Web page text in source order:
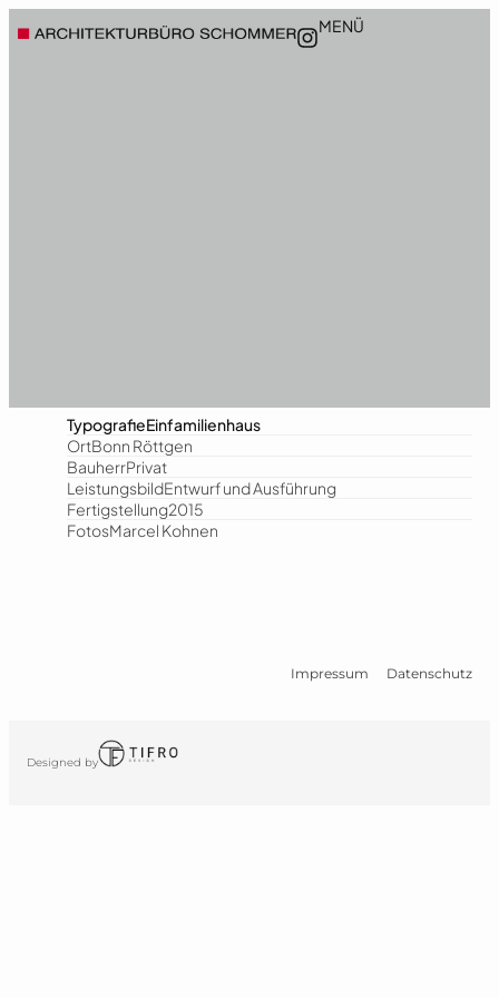
MENÜ
TypografieEinfamilienhaus
OrtBonn Röttgen
BauherrPrivat
LeistungsbildEntwurf und Ausführung
Fertigstellung2015
FotosMarcel Kohnen
Impressum Datenschutz
Designed by